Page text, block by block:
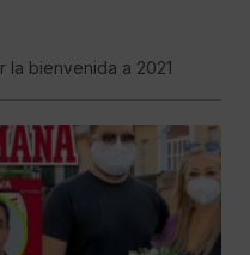
la bienvenida a 2021